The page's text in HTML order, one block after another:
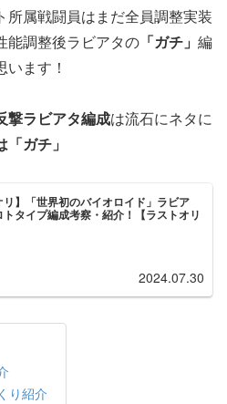
所属戦闘員はまだ全員調整実装
能調整後ラビアタの 「ガチ」 編
ます！
撃ラビアタ編成は流石にネタに
「ガチ」
リ】「世界初のバイオロイド」ラビア
トタイプ編成考察・紹介！【ラストオリ
2024.07.30
り紹介